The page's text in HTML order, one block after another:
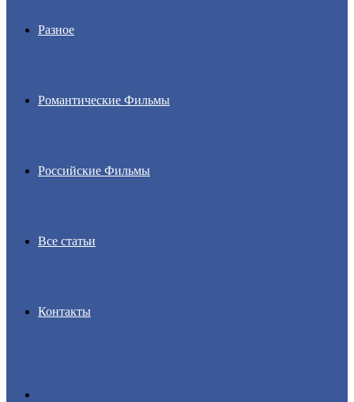
Разное
Романтические Фильмы
Российские Фильмы
Все статьи
Контакты